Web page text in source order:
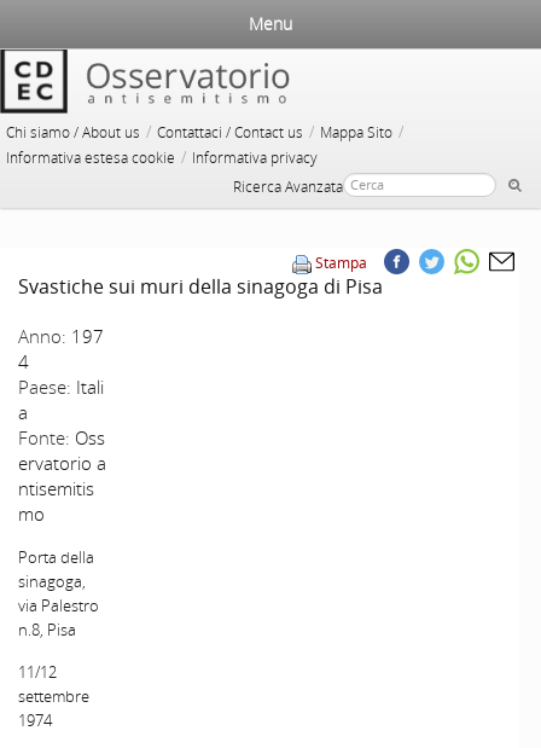
Chi siamo / About us / Contattaci / Contact us / Mappa Sito /
Informativa estesa cookie / Informativa privacy
Ricerca Avanzata
Menu
Stampa
Svastiche sui muri della sinagoga di Pisa
Anno: 197
4
Paese: Itali
a
Fonte: Oss
ervatorio a
ntisemitis
mo
Porta della
sinagoga,
via Palestro
n.8, Pisa
11/12
settembre
1974